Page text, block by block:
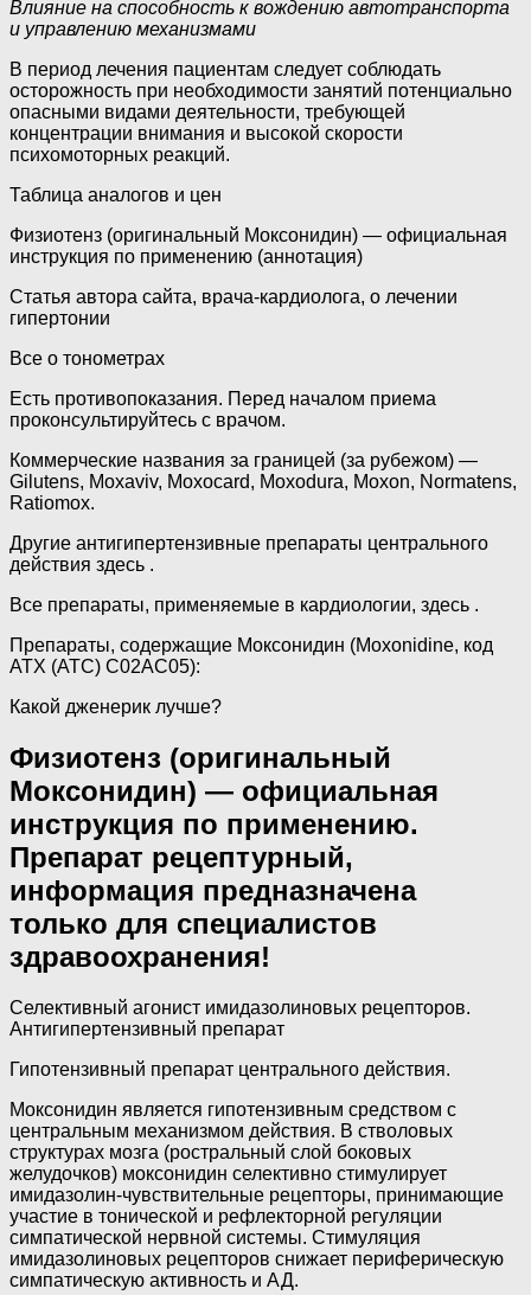
Влияние на способность к вождению автотранспорта
и управлению механизмами
В период лечения пациентам следует соблюдать
осторожность при необходимости занятий потенциально
опасными видами деятельности, требующей
концентрации внимания и высокой скорости
психомоторных реакций.
Таблица аналогов и цен
Физиотенз (оригинальный Моксонидин) — официальная
инструкция по применению (аннотация)
Статья автора сайта, врача-кардиолога, о лечении
гипертонии
Все о тонометрах
Есть противопоказания. Перед началом приема
проконсультируйтесь с врачом.
Коммерческие названия за границей (за рубежом) —
Gilutens, Moxaviv, Moxocard, Moxodura, Moxon, Normatens,
Ratiomox.
Другие антигипертензивные препараты центрального
действия здесь .
Все препараты, применяемые в кардиологии, здесь .
Препараты, содержащие Моксонидин (Moxonidine, код
АТХ (ATC) C02AC05):
Какой дженерик лучше?
Физиотенз (оригинальный
Моксонидин) — официальная
инструкция по применению.
Препарат рецептурный,
информация предназначена
только для специалистов
здравоохранения!
Селективный агонист имидазолиновых рецепторов.
Антигипертензивный препарат
Гипотензивный препарат центрального действия.
Моксонидин является гипотензивным средством с
центральным механизмом действия. В стволовых
структурах мозга (ростральный слой боковых
желудочков) моксонидин селективно стимулирует
имидазолин-чувствительные рецепторы, принимающие
участие в тонической и рефлекторной регуляции
симпатической нервной системы. Стимуляция
имидазолиновых рецепторов снижает периферическую
симпатическую активность и АД.